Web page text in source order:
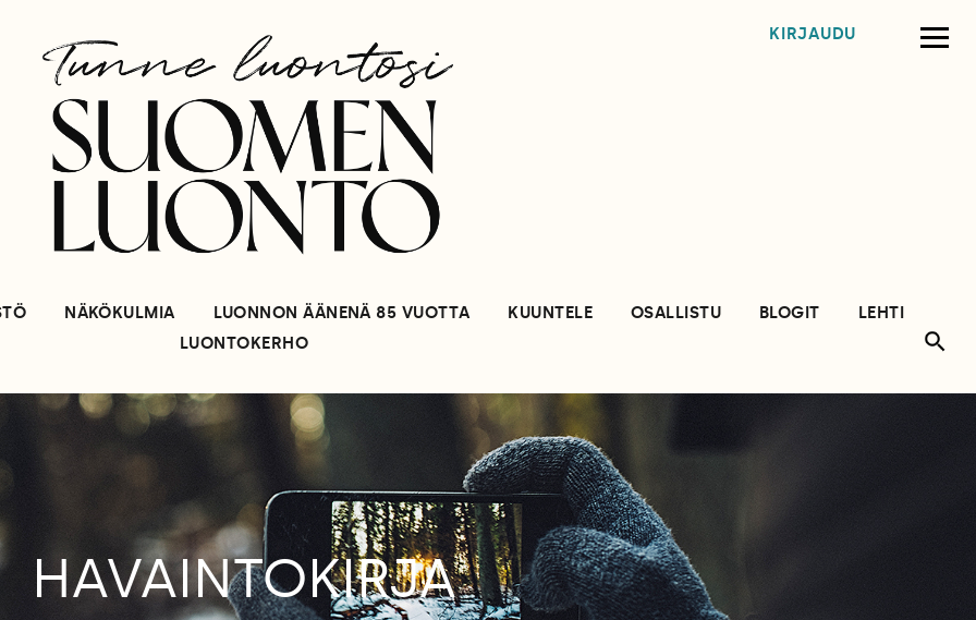
KIRJAUDU
NÄKÖKULMIA LUONNON ÄÄNENÄ 85 VUOTTA KUUNTELE OSALLISTU BLOGIT
LEHTI
LUONTOKERHO
HAVAINTOKIRJA